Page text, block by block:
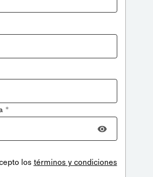
*
los términos y condiciones